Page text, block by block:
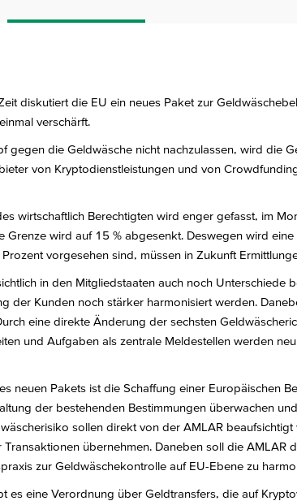
diskutiert die EU ein neues Paket zur
verschärft.
gegen die Geldwäsche nicht nachzulassen, wird die
von Kryptodienstleistungen und von
wirtschaftlich Berechtigten wird enger gefasst, im
Grenze wird auf 15 % abgesenkt. Deswegen wird
vorgesehen sind, müssen in Zukunft
in den Mitgliedstaaten auch noch
der Kunden noch stärker harmonisiert werden.
eine direkte Änderung der sechsten
und Aufgaben als zentrale Meldestellen werden
neuen Pakets ist die Schaffung einer Europäischen
der bestehenden Bestimmungen überwachen
sollen direkt von der AMLAR
Transaktionen übernehmen. Daneben soll die
zur Geldwäschekontrolle auf EU-Ebene zu
es eine Verordnung über Geldtransfers, die auf